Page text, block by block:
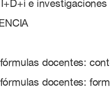
e investigaciones
docentes:
docentes: